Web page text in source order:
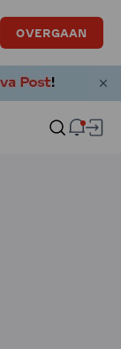
OVERGAAN